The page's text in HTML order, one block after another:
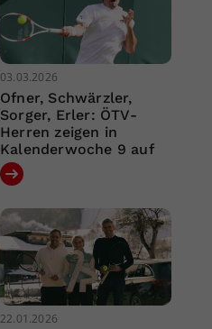
03.03.2026
Ofner, Schwärzler,
Sorger, Erler: ÖTV-
Herren zeigen in
Kalenderwoche 9 auf
22.01.2026